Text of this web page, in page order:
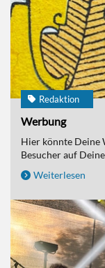
Redaktion
Werbung
Hier könnte Deine
Besucher auf
Weiterlesen